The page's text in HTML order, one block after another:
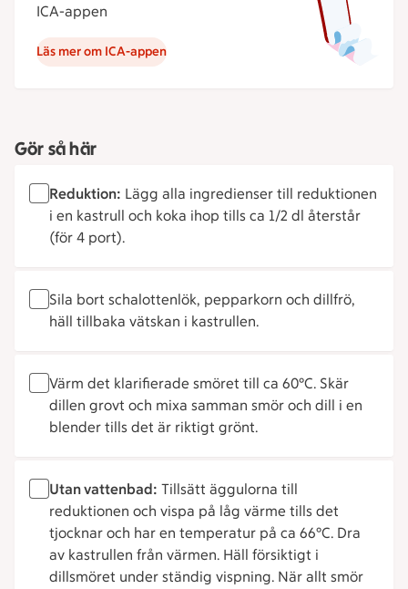
ICA-appen
Läs mer om ICA-appen
Gör så här
Reduktion: Lägg alla ingredienser till reduktionen
i en kastrull och koka ihop tills ca 1/2 dl återstår
(för 4 port).
Sila bort schalottenlök, pepparkorn och dillfrö,
häll tillbaka vätskan i kastrullen.
Värm det klarifierade smöret till ca 60°C. Skär
dillen grovt och mixa samman smör och dill i en
blender tills det är riktigt grönt.
Utan vattenbad: Tillsätt äggulorna till
reduktionen och vispa på låg värme tills det
tjocknar och har en temperatur på ca 66°C. Dra
av kastrullen från värmen. Häll försiktigt i
dillsmöret under ständig vispning. När allt smör